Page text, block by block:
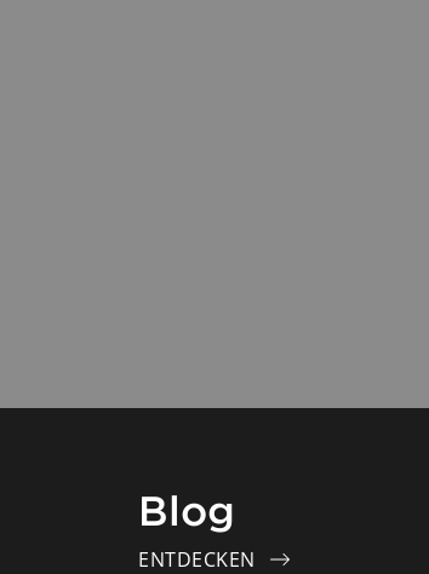
Blog
ENTDECKEN